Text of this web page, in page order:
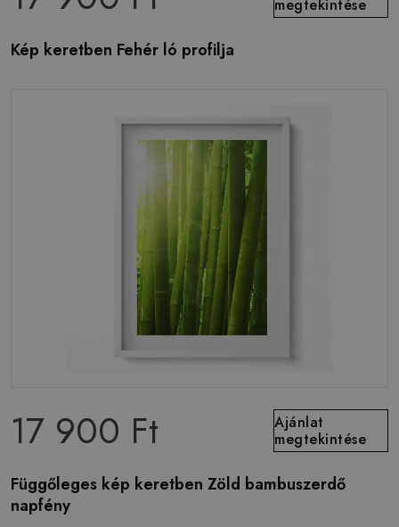
megtekintése
Kép keretben Fehér ló profilja
17 900 Ft
Ajánlat
megtekintése
Függőleges kép keretben Zöld bambuszerdő
napfény